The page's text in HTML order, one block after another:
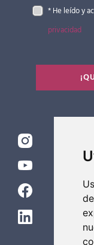
* He leído y
privacidad